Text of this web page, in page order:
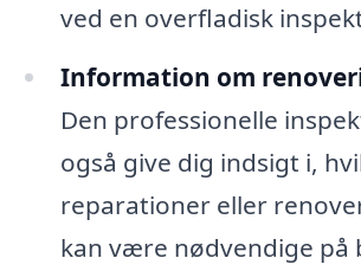
ved en overfladisk
Information om
Den professionelle
også give dig indsigt i,
reparationer eller
kan være nødvendige på